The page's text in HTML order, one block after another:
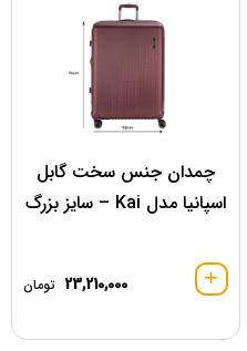
چمدان جنس سخت گابل
اسپانیا مدل Kai – سایز بزرگ
23,210,000 تومان